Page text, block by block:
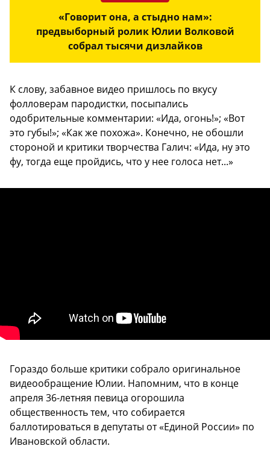
«Говорит она, а стыдно нам»:
предвыборный ролик Юлии Волковой
собрал тысячи дизлайков
К слову, забавное видео пришлось по вкусу
фолловерам пародистки, посыпались
одобрительные комментарии: «Ида, огонь!»; «Вот
это губы!»; «Как же похожа». Конечно, не обошли
стороной и критики творчества Галич: «Ида, ну это
фу, тогда еще пройдись, что у нее голоса нет...»
Гораздо больше критики собрало оригинальное
видеообращение Юлии. Напомним, что в конце
апреля 36-летняя певица огорошила
общественность тем, что собирается
баллотироваться в депутаты от «Единой России» по
Ивановской области.